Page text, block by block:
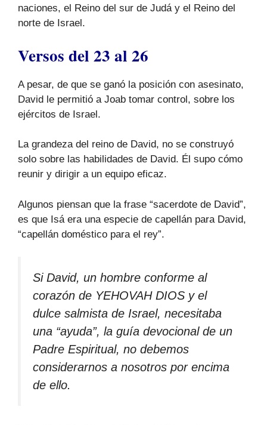
naciones, el Reino del sur de Judá y el Reino del
norte de Israel.
Versos del 23 al 26
A pesar, de que se ganó la posición con asesinato,
David le permitió a Joab tomar control, sobre los
ejércitos de Israel.
La grandeza del reino de David, no se construyó
solo sobre las habilidades de David. Él supo cómo
reunir y dirigir a un equipo eficaz.
Algunos piensan que la frase “sacerdote de David”,
es que Isá era una especie de capellán para David,
“capellán doméstico para el rey”.
Si David, un hombre conforme al
corazón de YEHOVAH DIOS y el
dulce salmista de Israel, necesitaba
una “ayuda”, la guía devocional de un
Padre Espiritual, no debemos
considerarnos a nosotros por encima
de ello.